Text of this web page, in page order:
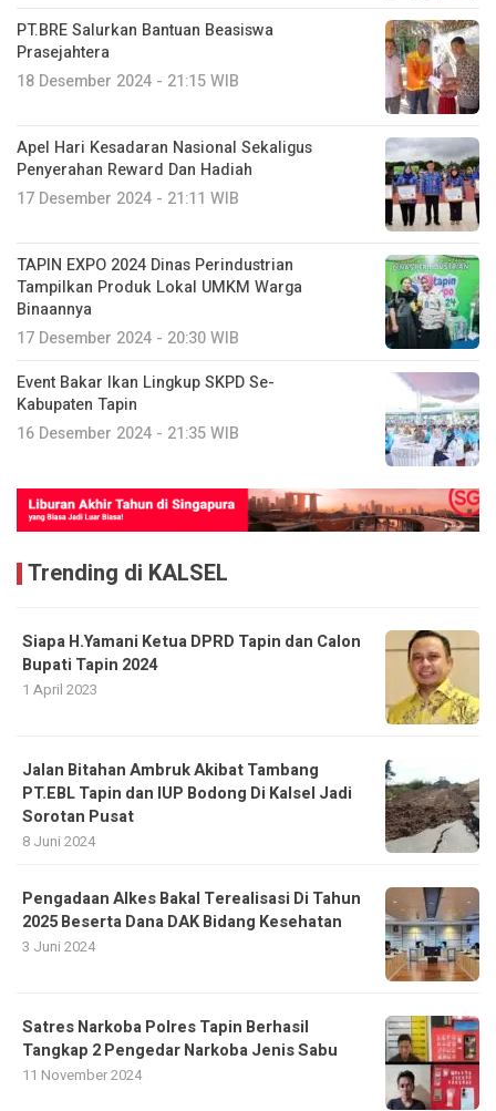
PT.BRE Salurkan Bantuan Beasiswa
Prasejahtera
18 Desember 2024 - 21:15 WIB
Apel Hari Kesadaran Nasional Sekaligus
Penyerahan Reward Dan Hadiah
17 Desember 2024 - 21:11 WIB
TAPIN EXPO 2024 Dinas Perindustrian
Tampilkan Produk Lokal UMKM Warga
Binaannya
17 Desember 2024 - 20:30 WIB
Event Bakar Ikan Lingkup SKPD Se-
Kabupaten Tapin
16 Desember 2024 - 21:35 WIB
Trending di KALSEL
Siapa H.Yamani Ketua DPRD Tapin dan Calon
Bupati Tapin 2024
1 April 2023
Jalan Bitahan Ambruk Akibat Tambang
PT.EBL Tapin dan IUP Bodong Di Kalsel Jadi
Sorotan Pusat
8 Juni 2024
Pengadaan Alkes Bakal Terealisasi Di Tahun
2025 Beserta Dana DAK Bidang Kesehatan
3 Juni 2024
Satres Narkoba Polres Tapin Berhasil
Tangkap 2 Pengedar Narkoba Jenis Sabu
11 November 2024